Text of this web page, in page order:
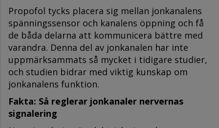
Propofol tycks placera sig mellan jonkanalens
spänningssensor och kanalens öppning och få
de båda delarna att kommunicera bättre med
varandra. Denna del av jonkanalen har inte
uppmärksammats så mycket i tidigare studier,
och studien bidrar med viktig kunskap om
jonkanalens funktion.
Fakta: Så reglerar jonkanaler nervernas
signalering